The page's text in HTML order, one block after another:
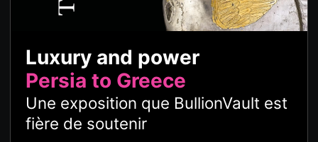
Luxury and power
Persia to Greece
Une exposition que BullionVault est
fière de soutenir